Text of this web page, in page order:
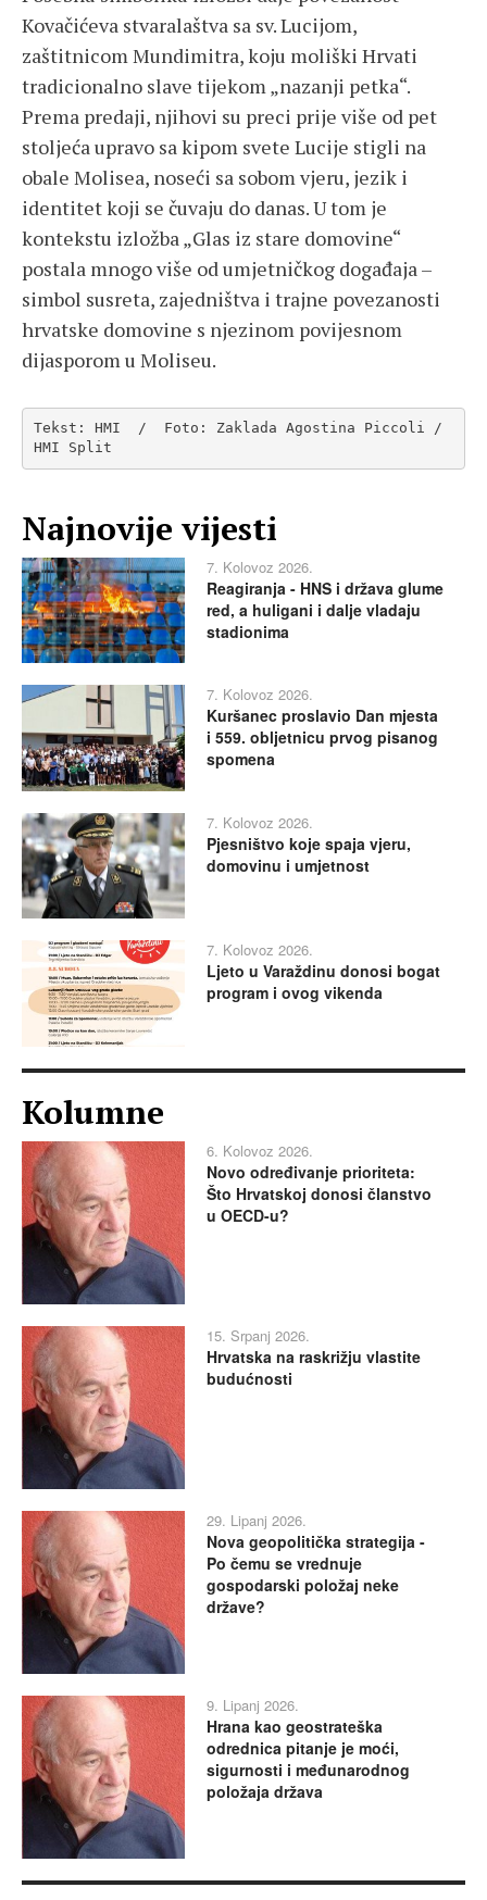
Kovačićeva stvaralaštva sa sv. Lucijom,
zaštitnicom Mundimitra, koju moliški Hrvati
tradicionalno slave tijekom „nazanji petka“.
Prema predaji, njihovi su preci prije više od pet
stoljeća upravo sa kipom svete Lucije stigli na
obale Molisea, noseći sa sobom vjeru, jezik i
identitet koji se čuvaju do danas. U tom je
kontekstu izložba „Glas iz stare domovine“
postala mnogo više od umjetničkog događaja –
simbol susreta, zajedništva i trajne povezanosti
hrvatske domovine s njezinom povijesnom
dijasporom u Moliseu.
Tekst: HMI  /  Foto: Zaklada Agostina Piccoli /
HMI Split
Najnovije vijesti
7. Kolovoz 2026.
Reagiranja - HNS i država glume
red, a huligani i dalje vladaju
stadionima
7. Kolovoz 2026.
Kuršanec proslavio Dan mjesta
i 559. obljetnicu prvog pisanog
spomena
7. Kolovoz 2026.
Pjesništvo koje spaja vjeru,
domovinu i umjetnost
7. Kolovoz 2026.
Ljeto u Varaždinu donosi bogat
program i ovog vikenda
Kolumne
6. Kolovoz 2026.
Novo određivanje prioriteta:
Što Hrvatskoj donosi članstvo
u OECD-u?
15. Srpanj 2026.
Hrvatska na raskrižju vlastite
budućnosti
29. Lipanj 2026.
Nova geopolitička strategija -
Po čemu se vrednuje
gospodarski položaj neke
države?
9. Lipanj 2026.
Hrana kao geostrateška
odrednica pitanje je moći,
sigurnosti i međunarodnog
položaja država